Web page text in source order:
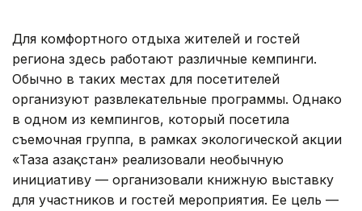
Для комфортного отдыха жителей и гостей
региона здесь работают различные кемпинги.
Обычно в таких местах для посетителей
организуют развлекательные программы. Однако
в одном из кемпингов, который посетила
съемочная группа, в рамках экологической акции
«Таза Қазақстан» реализовали необычную
инициативу — организовали книжную выставку
для участников и гостей мероприятия. Ее цель —